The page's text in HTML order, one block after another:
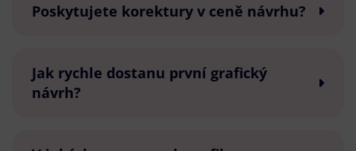
Poskytujete korektury v ceně návrhu?
Jak rychle dostanu první grafický
návrh?